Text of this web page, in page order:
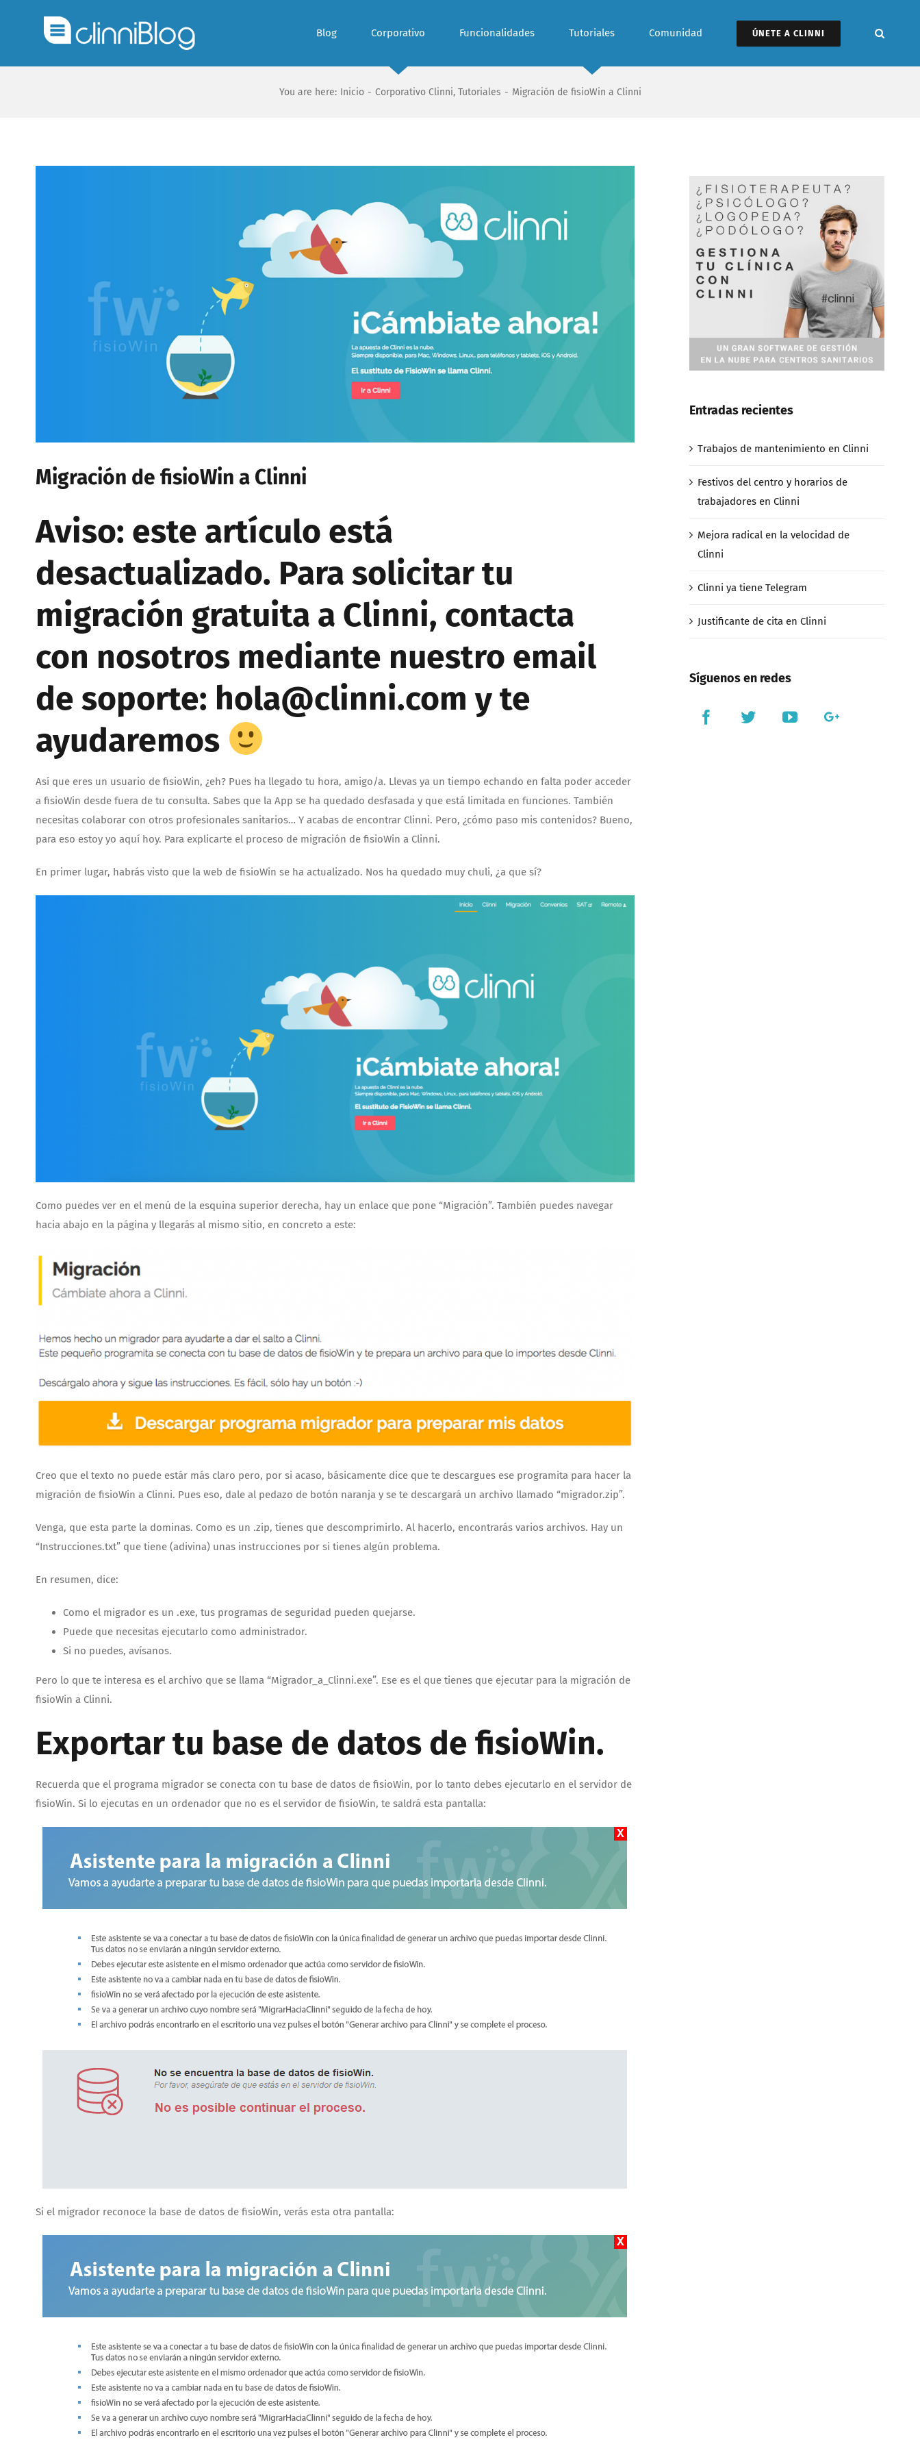
Blog Corporativo Funcionalidades Tutoriales Comunidad ÚNETE A CLINNI
You are here: Inicio - Corporativo Clinni, Tutoriales - Migración de fisioWin a Clinni
Migración de fisioWin a Clinni
Aviso: este artículo está
desactualizado. Para solicitar tu
migración gratuita a Clinni, contacta
con nosotros mediante nuestro email
de soporte: hola@clinni.com y te
ayudaremos
Así que eres un usuario de fisioWin, ¿eh? Pues ha llegado tu hora, amigo/a. Llevas ya un tiempo echando en falta poder acceder
a fisioWin desde fuera de tu consulta. Sabes que la App se ha quedado desfasada y que está limitada en funciones. También
necesitas colaborar con otros profesionales sanitarios… Y acabas de encontrar Clinni. Pero, ¿cómo paso mis contenidos? Bueno,
para eso estoy yo aquí hoy. Para explicarte el proceso de migración de fisioWin a Clinni.
En primer lugar, habrás visto que la web de fisioWin se ha actualizado. Nos ha quedado muy chuli, ¿a que sí?
Como puedes ver en el menú de la esquina superior derecha, hay un enlace que pone “Migración”. También puedes navegar
hacia abajo en la página y llegarás al mismo sitio, en concreto a este:
Creo que el texto no puede estár más claro pero, por si acaso, básicamente dice que te descargues ese programita para hacer la
migración de fisioWin a Clinni. Pues eso, dale al pedazo de botón naranja y se te descargará un archivo llamado “migrador.zip”.
Venga, que esta parte la dominas. Como es un .zip, tienes que descomprimirlo. Al hacerlo, encontrarás varios archivos. Hay un
“Instrucciones.txt” que tiene (adivina) unas instrucciones por si tienes algún problema.
En resumen, dice:
Como el migrador es un .exe, tus programas de seguridad pueden quejarse.
Puede que necesitas ejecutarlo como administrador.
Si no puedes, avísanos.
Pero lo que te interesa es el archivo que se llama “Migrador_a_Clinni.exe”. Ese es el que tienes que ejecutar para la migración de
fisioWin a Clinni.
Exportar tu base de datos de fisioWin.
Recuerda que el programa migrador se conecta con tu base de datos de fisioWin, por lo tanto debes ejecutarlo en el servidor de
fisioWin. Si lo ejecutas en un ordenador que no es el servidor de fisioWin, te saldrá esta pantalla:
Si el migrador reconoce la base de datos de fisioWin, verás esta otra pantalla:
Entradas recientes
Trabajos de mantenimiento en Clinni
Festivos del centro y horarios de
trabajadores en Clinni
Mejora radical en la velocidad de
Clinni
Clinni ya tiene Telegram
Justificante de cita en Clinni
Síguenos en redes